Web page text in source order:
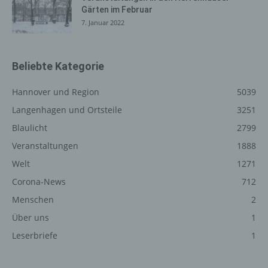
Gärten im Februar
7. Januar 2022
Beliebte Kategorie
Hannover und Region
5039
Langenhagen und Ortsteile
3251
Blaulicht
2799
Veranstaltungen
1888
Welt
1271
Corona-News
712
Menschen
2
Über uns
1
Leserbriefe
1
unsere Internetseite gelangt (sogenannte Referrer), (4)
die Unterwebseiten, welche über ein zugreifendes
Internetseite, (6) eine Internet-Protokoll-Adresse (IP-
zugreifenden Systems und (8) sonstige ähnliche Daten
und Informationen, die der Gefahrenabwehr im Falle von
Systeme dienen.
Bei der Nutzung dieser allgemeinen Daten und
Informationen ziehen wird keine Rückschlüsse auf die
betroffene Person. Diese Informationen werden vielmehr
auszuliefern, (2) die Inhalte unserer Internetseite sowie
die Werbung für diese zu optimieren, (3) die dauerhafte
Funktionsfähigkeit unserer informationstechnologischen